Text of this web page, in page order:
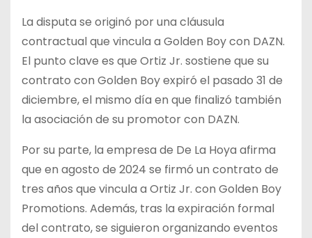
La disputa se originó por una cláusula
contractual que vincula a Golden Boy con DAZN.
El punto clave es que Ortiz Jr. sostiene que su
contrato con Golden Boy expiró el pasado 31 de
diciembre, el mismo día en que finalizó también
la asociación de su promotor con DAZN.
Por su parte, la empresa de De La Hoya afirma
que en agosto de 2024 se firmó un contrato de
tres años que vincula a Ortiz Jr. con Golden Boy
Promotions. Además, tras la expiración formal
del contrato, se siguieron organizando eventos